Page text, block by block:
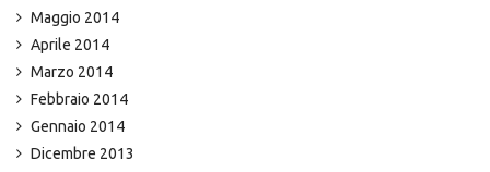
Maggio 2014
Aprile 2014
Marzo 2014
Febbraio 2014
Gennaio 2014
Dicembre 2013